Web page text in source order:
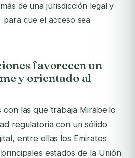
de una jurisdicción legal y
para que el acceso sea
favorecen un
y orientado al
con las que trabaja Mirabello
regulatoria con un sólido
entre ellas los Emiratos
estados de la Unión